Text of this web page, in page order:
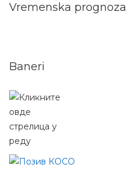
Vremenska prognoza
Baneri